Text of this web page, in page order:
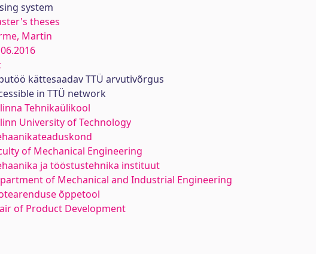
system
theses
Martin
kättesaadav TTÜ arvutivõrgus
in TTÜ network
Tehnikaülikool
University of Technology
of Mechanical Engineering
ja tööstustehnika instituut
of Mechanical and Industrial Engineering
õppetool
of Product Development